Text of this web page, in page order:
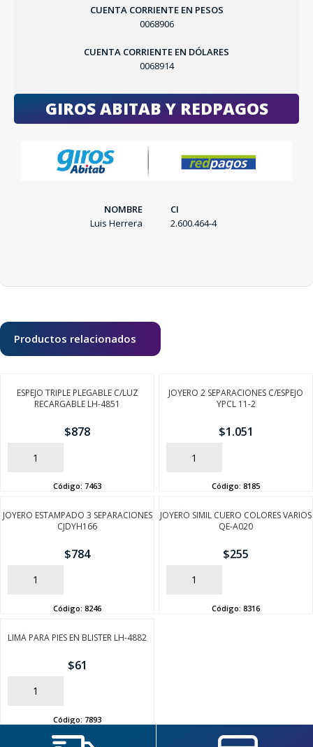
CUENTA CORRIENTE EN PESOS
0068906
CUENTA CORRIENTE EN DÓLARES
0068914
GIROS ABITAB Y REDPAGOS
NOMBRE
Luis Herrera
CI
2.600.464-4
Productos relacionados
ESPEJO TRIPLE PLEGABLE C/LUZ
RECARGABLE LH-4851
$878
AÑADIR
Código: 7463
JOYERO 2 SEPARACIONES C/ESPEJO
YPCL 11-2
$1.051
AÑADIR
Código: 8185
JOYERO ESTAMPADO 3 SEPARACIONES
CJDYH166
$784
AÑADIR
Código: 8246
JOYERO SIMIL CUERO COLORES VARIOS
QE-A020
$255
AÑADIR
Código: 8316
LIMA PARA PIES EN BLISTER LH-4882
$61
AÑADIR
Código: 7893
SEGUÍ COMPRANDO